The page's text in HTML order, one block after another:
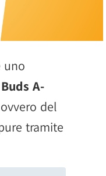
uno
A-
del
tramite